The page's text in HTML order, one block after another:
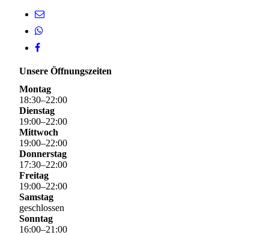
Unsere Öffnungszeiten
Montag
18:30–22:00
Dienstag
19:00–22:00
Mittwoch
19:00–22:00
Donnerstag
17:30–22:00
Freitag
19:00–22:00
Samstag
geschlossen
Sonntag
16:00–21 :00